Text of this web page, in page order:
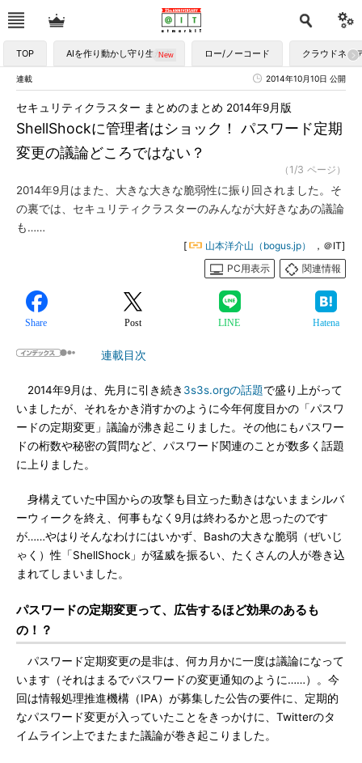
TOP AIを作り動かし守り生かす ロー/ノーコード クラウドネイ
連載 2014年10月10日 公開
ShellShockに管理者はショック！ パスワード定期
変更の議論どころではない？
セキュリティクラスター まとめのまとめ 2014年9月版
（1/3 ページ）
2014年9月はまた、大きな大きな脆弱性に振り回されました。そ
の裏では、セキュリティクラスターのみんなが大好きなあの議論
も……
[ 山本洋介山（bogus.jp）
，＠IT]
PC用表示
関連情報
Share Post LINE Hatena
連載目次
2014年9月は、先月に引き続き 3s3s.orgの話題で盛り上がって
いましたが、それをかき消すかのように今年何度目かの「パスワ
ードの定期変更」議論が沸き起こりました。その他にもパスワー
ドの桁数や秘密の質問など、パスワード関連のことが数多く話題
に上りました。
身構えていた中国からの攻撃も目立った動きはないままシルバ
ーウィークを終え、何事もなく9月は終わるかと思ったのです
が……やはりそんなわけにはいかず、Bashの大きな脆弱（ぜいじ
ゃく）性「ShellShock」が猛威を振るい、たくさんの人が巻き込
まれてしまいました。
パスワードの定期変更って、広告するほど効果のあるも
の！？
パスワード定期変更の是非は、何カ月かに一度は議論になって
います（それはまるでパスワードの変更通知のように……）。今
回は情報処理推進機構（IPA）が募集した公告の要件に、定期的
なパスワード変更が入っていたことをきっかけに、Twitterのタ
イムライン上でまたまた議論が巻き起こりました。